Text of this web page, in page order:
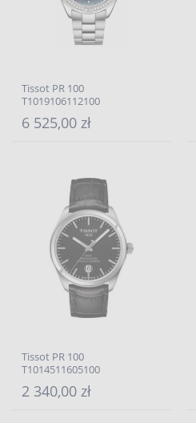
Tissot PR 100
T1019106112100
6 525,00 zł
Tissot PR 100
T1014511605100
2 340,00 zł